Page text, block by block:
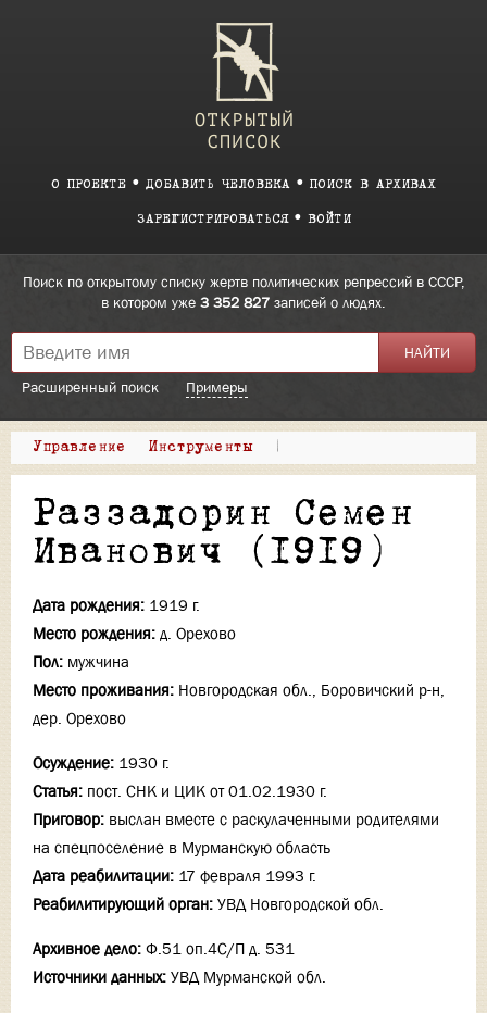
О ПРОЕКТЕ ДОБАВИТЬ ЧЕЛОВЕКА ПОИСК В АРХИВАХ
ЗАРЕГИСТРИРОВАТЬСЯ ВОЙТИ
Поиск по открытому списку жертв политических репрессий в СССР,
в котором уже 3 352 827 записей о людях.
Расширенный поиск Примеры
Управление Инструменты |
Раззадорин Семен
Иванович (1919)
Дата рождения: 1919 г.
Место рождения: д. Орехово
Пол: мужчина
Место проживания: Новгородская обл., Боровичский р-н,
дер. Орехово
Осуждение: 1930 г.
Статья: пост. СНК и ЦИК от 01.02.1930 г.
Приговор: выслан вместе с раскулаченными родителями
на спецпоселение в Мурманскую область
Дата реабилитации: 17 февраля 1993 г.
Реабилитирующий орган: УВД Новгородской обл.
Архивное дело: Ф.51 оп.4С/П д. 531
Источники данных: УВД Мурманской обл.